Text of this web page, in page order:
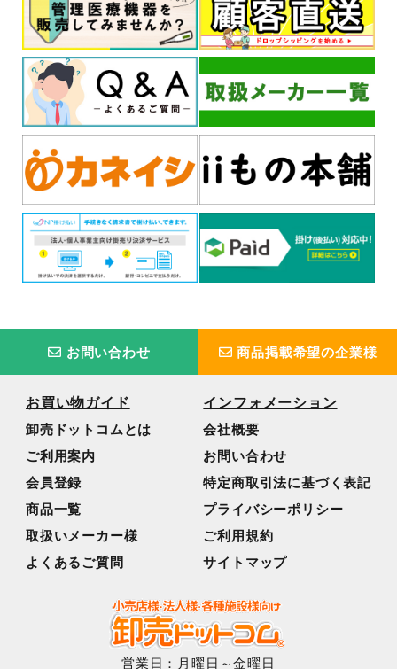
お問い合わせ 商品掲載希望の企業様
お買い物ガイド
卸売ドットコムとは
ご利用案内
会員登録
商品一覧
取扱いメーカー様
よくあるご質問
インフォメーション
会社概要
お問い合わせ
特定商取引法に基づく表記
プライバシーポリシー
ご利用規約
サイトマップ
営業日：月曜日～金曜日